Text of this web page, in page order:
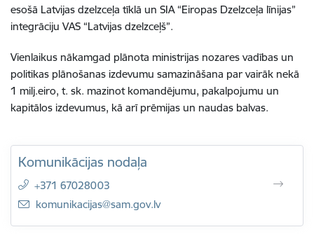
esošā Latvijas dzelzceļa tīklā un SIA “Eiropas Dzelzceļa līnijas”
integrāciju VAS “Latvijas dzelzceļš”.
Vienlaikus nākamgad plānota ministrijas nozares vadības un
politikas plānošanas izdevumu samazināšana par vairāk nekā
1 milj.eiro, t. sk. mazinot komandējumu, pakalpojumu un
kapitālos izdevumus, kā arī prēmijas un naudas balvas.
Komunikācijas nodaļa
+371 67028003
E-pasts:
komunikacijas@sam.gov.lv